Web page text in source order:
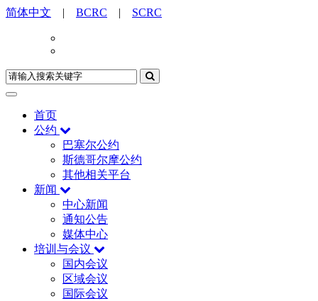
简体中文 | BCRC | SCRC
首页
公约
巴塞尔公约
斯德哥尔摩公约
其他相关平台
新闻
中心新闻
通知公告
媒体中心
培训与会议
国内会议
区域会议
国际会议